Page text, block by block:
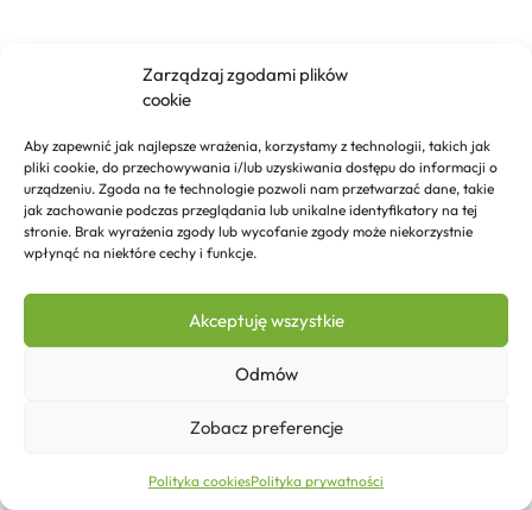
Zarządzaj zgodami plików
cookie
Aby zapewnić jak najlepsze wrażenia, korzystamy z technologii, takich jak
pliki cookie, do przechowywania i/lub uzyskiwania dostępu do informacji o
urządzeniu. Zgoda na te technologie pozwoli nam przetwarzać dane, takie
jak zachowanie podczas przeglądania lub unikalne identyfikatory na tej
stronie. Brak wyrażenia zgody lub wycofanie zgody może niekorzystnie
wpłynąć na niektóre cechy i funkcje.
Akceptuję wszystkie
Odmów
Zobacz preferencje
Polityka cookiesPolityka prywatności
Sklep Kontakt